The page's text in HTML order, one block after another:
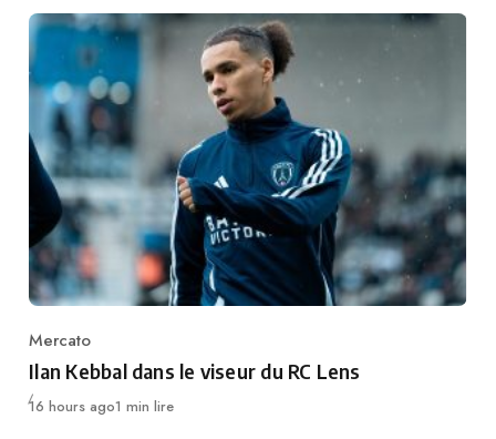
Category
Mercato
Ilan Kebbal dans le viseur du RC Lens
Publié
16 hours ago1 min lire